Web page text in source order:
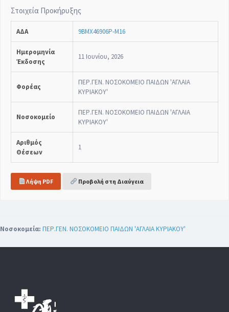
Στοιχεία Προκήρυξης
ΑΔΑ 9ΒΜΧ46906Ρ-Μ16
Ημερομηνία
Έκδοσης
11 Ιουνίου, 2026
Φορέας
ΠΕΡ.ΓΕΝ. ΝΟΣΟΚΟΜΕΙΟ ΠΑΙΔΩΝ 'ΑΓΛΑΙΑ
ΚΥΡΙΑΚΟΥ'
Νοσοκομείο
ΠΕΡ.ΓΕΝ. ΝΟΣΟΚΟΜΕΙΟ ΠΑΙΔΩΝ 'ΑΓΛΑΙΑ
ΚΥΡΙΑΚΟΥ'
Αριθμός
Θέσεων
1
Λήψη PDF Προβολή στη Διαύγεια
Νοσοκομεία: ΠΕΡ.ΓΕΝ. ΝΟΣΟΚΟΜΕΙΟ ΠΑΙΔΩΝ 'ΑΓΛΑΙΑ ΚΥΡΙΑΚΟΥ'